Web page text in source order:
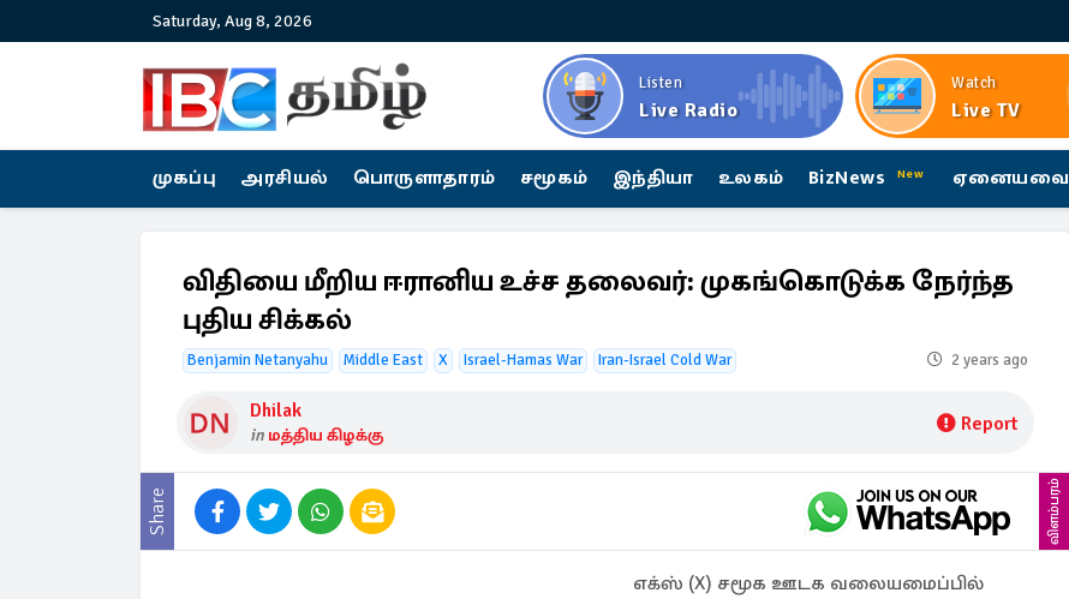
Saturday, Aug 8, 2026
Listen
Live Radio
Watch
Live TV
முகப்பு அரசியல் பொருளாதாரம் சமூகம் இந்தியா உலகம் BizNews New ஏனையவை
விதியை மீறிய ஈரானிய உச்ச தலைவர்: முகங்கொடுக்க நேர்ந்த
புதிய சிக்கல்
Benjamin Netanyahu Middle East X Israel-Hamas War Iran-Israel Cold War 2 years ago
Dhilak
in மத்திய கிழக்கு Report
Share விளம்பரம்
எக்ஸ் (X) சமூக ஊடக வலையமைப்பில்